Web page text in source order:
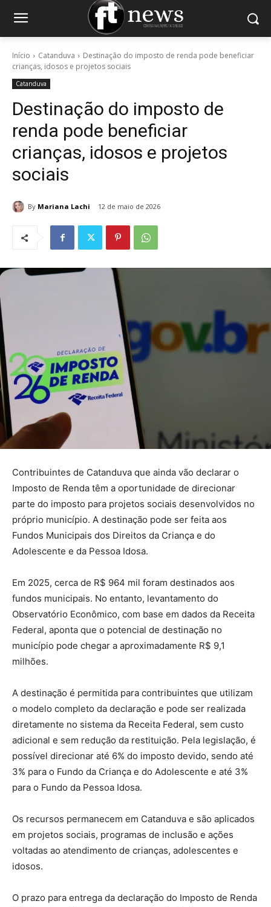
Início Catanduva
Destinação do imposto de renda pode beneficiar
crianças, idosos e projetos sociais
Catanduva
Destinação do imposto de
renda pode beneficiar
crianças, idosos e projetos
sociais
By Mariana Lachi 12 de maio de 2026
Contribuintes de Catanduva que ainda vão declarar o
Imposto de Renda têm a oportunidade de direcionar
parte do imposto para projetos sociais desenvolvidos no
próprio município. A destinação pode ser feita aos
Fundos Municipais dos Direitos da Criança e do
Adolescente e da Pessoa Idosa.
Em 2025, cerca de R$ 964 mil foram destinados aos
fundos municipais. No entanto, levantamento do
Observatório Econômico, com base em dados da Receita
Federal, aponta que o potencial de destinação no
município pode chegar a aproximadamente R$ 9,1
milhões.
A destinação é permitida para contribuintes que utilizam
o modelo completo da declaração e pode ser realizada
diretamente no sistema da Receita Federal, sem custo
adicional e sem redução da restituição. Pela legislação, é
possível direcionar até 6% do imposto devido, sendo até
3% para o Fundo da Criança e do Adolescente e até 3%
para o Fundo da Pessoa Idosa.
Os recursos permanecem em Catanduva e são aplicados
em projetos sociais, programas de inclusão e ações
voltadas ao atendimento de crianças, adolescentes e
idosos.
O prazo para entrega da declaração do Imposto de Renda